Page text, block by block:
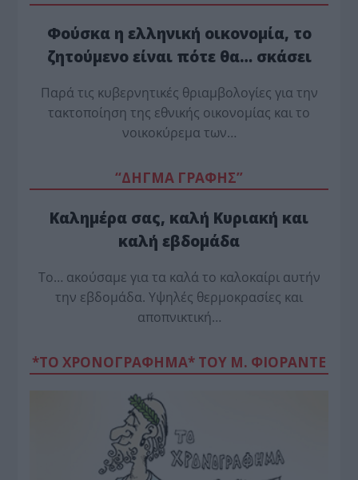
Φούσκα η ελληνική οικονομία, το
ζητούμενο είναι πότε θα… σκάσει
Παρά τις κυβερνητικές θριαμβολογίες για την
τακτοποίηση της εθνικής οικονομίας και το
νοικοκύρεμα των…
“ΔΗΓΜΑ ΓΡΑΦΗΣ”
Καλημέρα σας, καλή Κυριακή και
καλή εβδομάδα
Το… ακούσαμε για τα καλά το καλοκαίρι αυτήν
την εβδομάδα. Υψηλές θερμοκρασίες και
αποπνικτική…
*ΤΟ ΧΡΟΝΟΓΡΑΦΗΜΑ* ΤΟΥ Μ. ΦΙΟΡΆΝΤΕ